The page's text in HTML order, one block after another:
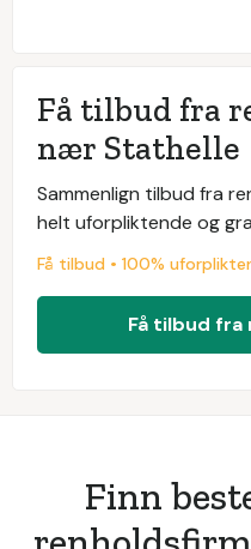
Få tilbud fra
nær Stathelle
Sammenlign tilbud fra
helt uforpliktende og
Få tilbud • 100%
Få tilbud fra
Finn